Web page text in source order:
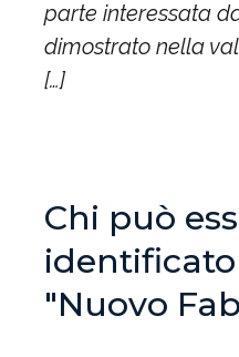
parte interessata
dimostrato nella
[…]
Chi può
"Nuovo